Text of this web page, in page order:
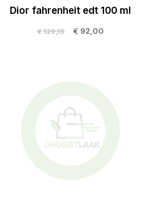
Dior fahrenheit edt 100 ml
€ 92,00
€ 129,15